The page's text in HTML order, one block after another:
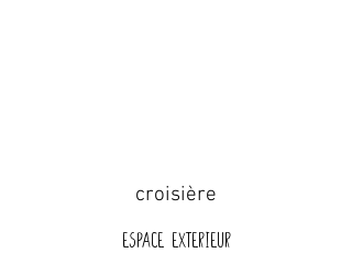
croisière
Espace exterieur